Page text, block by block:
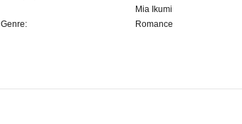
Genre:
Mia Ikumi
Romance